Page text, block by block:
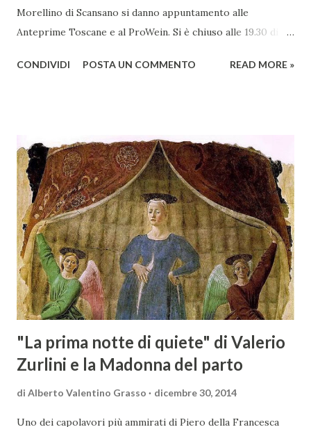
Morellino di Scansano si danno appuntamento alle
Anteprime Toscane e al ProWein. Si è chiuso alle 19.30 di
presso l’Hotel Regina di Vienna dalla società Wein & Kultur,
territorio maremmano: Consorzio Tutela Vini della
Maremma Toscana, del Montecucco e del Morellino di
Scansano. Scopo dell’iniziativa è stato quello di promuovere
le eccellenze vitivinicole della regione in Austria, un
mercato dove il potenziale di crescita è ancora molto alto,
assistendo i produttori nella creazione di contatti
commerciali con gli operatori locali. Gli organizzatori
dell’evento, Christian Bauer, austriaco ed esperto di vini e
conoscitore dei mercati di lingua tedes...
CONDIVIDI POSTA UN COMMENTO READ MORE »
"La prima notte di quiete" di Valerio
Zurlini e la Madonna del parto
di Alberto Valentino Grasso dicembre 30, 2014
Uno dei capolavori più ammirati di Piero della Francesca